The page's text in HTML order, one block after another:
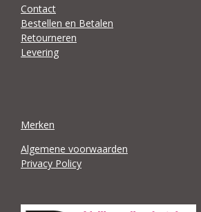
Contact
Bestellen en Betalen
Retourneren
Levering
Merken
Algemene voorwaarden
Privacy Policy